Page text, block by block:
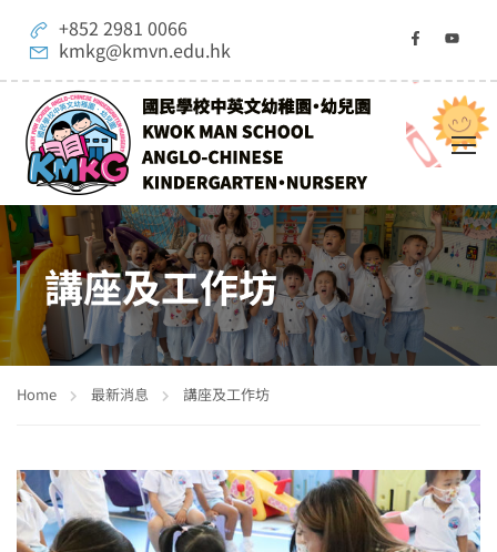
+852 2981 0066
kmkg@kmvn.edu.hk
講座及工作坊
Home 最新消息 講座及工作坊